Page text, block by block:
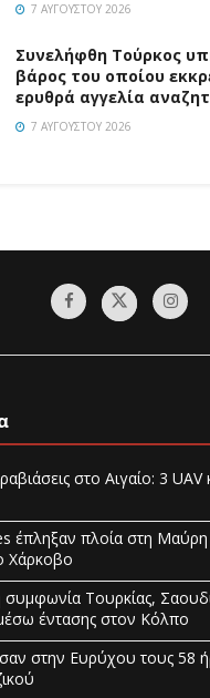
7 ΑΥΓΟΎΣΤΟΥ 2026
Συνελήφθη Τούρκος
βάρος του οποίου
ερυθρά αγγελία
7 ΑΥΓΟΎΣΤΟΥ 2026
στο Αιγαίο: 3
έπληξαν πλοία στη
Χάρκοβο
συμφωνία Τουρκίας,
έντασης στον Κόλπο
στην Ευρύχου τους 58